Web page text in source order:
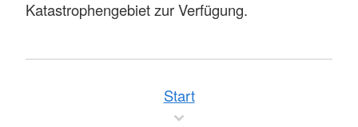
Katastrophengebiet zur Verfügung.
Start